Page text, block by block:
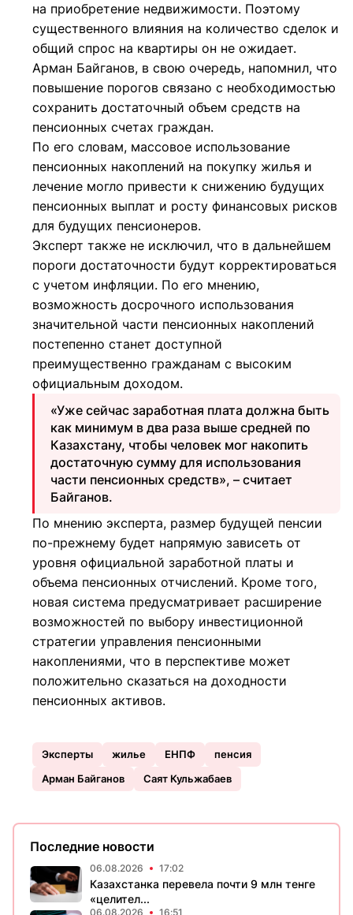
на приобретение недвижимости. Поэтому
существенного влияния на количество сделок и
общий спрос на квартиры он не ожидает.
Арман Байганов, в свою очередь, напомнил, что
повышение порогов связано с необходимостью
сохранить достаточный объем средств на
пенсионных счетах граждан.
По его словам, массовое использование
пенсионных накоплений на покупку жилья и
лечение могло привести к снижению будущих
пенсионных выплат и росту финансовых рисков
для будущих пенсионеров.
Эксперт также не исключил, что в дальнейшем
пороги достаточности будут корректироваться
с учетом инфляции. По его мнению,
возможность досрочного использования
значительной части пенсионных накоплений
постепенно станет доступной
преимущественно гражданам с высоким
официальным доходом.
«Уже сейчас заработная плата должна быть
как минимум в два раза выше средней по
Казахстану, чтобы человек мог накопить
достаточную сумму для использования
части пенсионных средств», – считает
Байганов.
По мнению эксперта, размер будущей пенсии
по-прежнему будет напрямую зависеть от
уровня официальной заработной платы и
объема пенсионных отчислений. Кроме того,
новая система предусматривает расширение
возможностей по выбору инвестиционной
стратегии управления пенсионными
накоплениями, что в перспективе может
положительно сказаться на доходности
пенсионных активов.
Эксперты жилье ЕНПФ
пенсия
Арман Байганов
Саят Кульжабаев
Последние новости
06.08.2026 17:02
Казахстанка перевела почти 9 млн тенге
«целител...
06.08.2026 16:51